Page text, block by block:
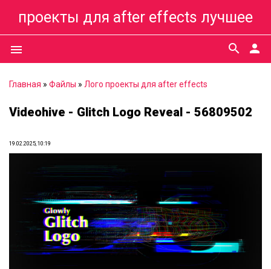
проекты для after effects лучшее
menu person
search
Главная » Файлы » Лого проекты для after effects
Videohive - Glitch Logo Reveal - 56809502
19.02.2025, 10:19